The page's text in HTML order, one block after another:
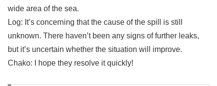
wide area of the sea.
Log: It’s concerning that the cause of the spill is still
unknown. There haven’t been any signs of further leaks,
but it’s uncertain whether the situation will improve.
Chako: I hope they resolve it quickly!